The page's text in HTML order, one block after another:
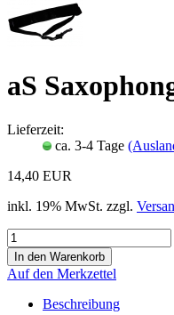
aS
Lieferzeit:
ca. 3-4 Tage
14,40 EUR
inkl. 19% MwSt. zzgl.
Auf den Merkzettel
Beschreibung